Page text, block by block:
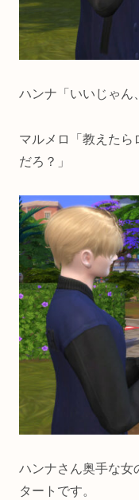
ハンナ「いいじゃん
マルメロ「教えたら
だろ？」
ハンナさん奥手な女
タートです。